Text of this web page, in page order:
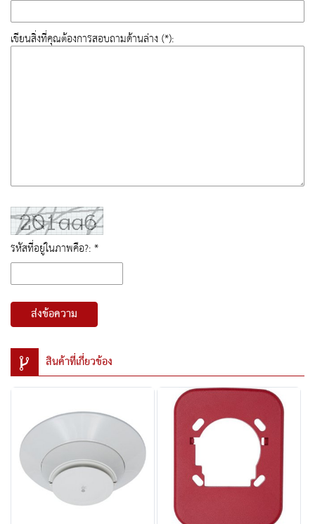
เขียนสิ่งที่คุณต้องการสอบถามด้านล่าง (*):
รหัสที่อยู่ในภาพคือ?: *
ส่งข้อความ
สินค้าที่เกี่ยวข้อง